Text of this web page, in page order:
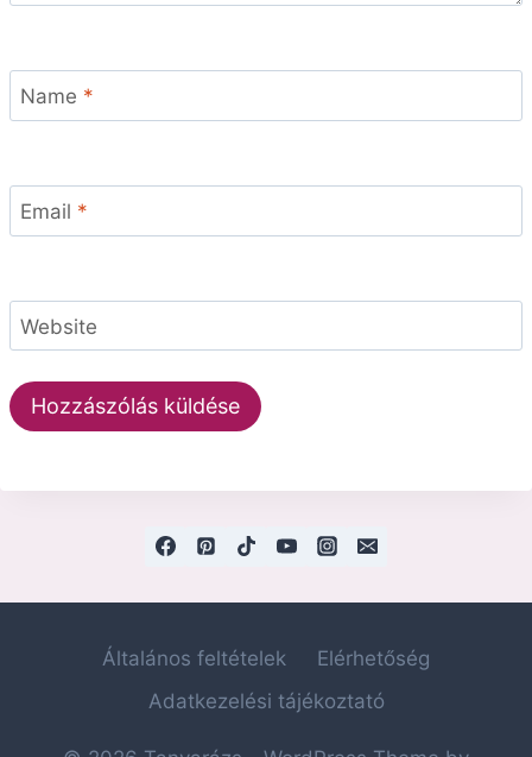
Name *
Email *
Website
Általános feltételek
Elérhetőség
Adatkezelési tájékoztató